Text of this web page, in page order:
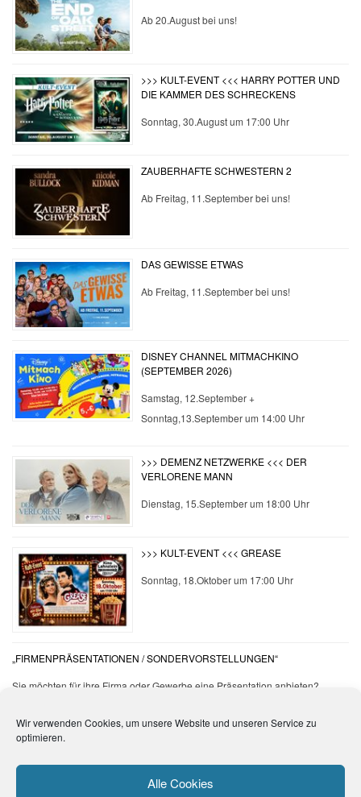
Wir verwenden Cookies, um unsere Website und unseren Service zu
optimieren.
Alle Cookies
Ab 20.August bei uns!
>>> KULT-EVENT <<< HARRY POTTER UND
DIE KAMMER DES SCHRECKENS
Sonntag, 30.August um 17:00 Uhr
ZAUBERHAFTE SCHWESTERN 2
Ab Freitag, 11.September bei uns!
DAS GEWISSE ETWAS
Ab Freitag, 11.September bei uns!
DISNEY CHANNEL MITMACHKINO
(SEPTEMBER 2026)
Samstag, 12.September +
Sonntag,13.September um 14:00 Uhr
>>> DEMENZ NETZWERKE <<< DER
VERLORENE MANN
Dienstag, 15.September um 18:00 Uhr
>>> KULT-EVENT <<< GREASE
Sonntag, 18.Oktober um 17:00 Uhr
„FIRMENPRÄSENTATIONEN / SONDERVORSTELLUNGEN“
Sie möchten für ihre Firma oder Gewerbe eine Präsentation anbieten?
Besucher: